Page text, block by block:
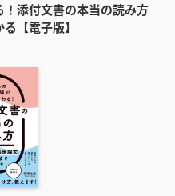
！添付文書の本当の読み方
【電子版】